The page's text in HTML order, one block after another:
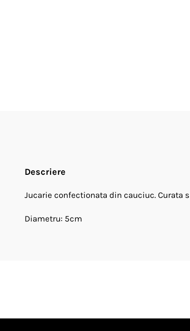
Descriere
Jucarie confectionata din cauciuc.
Diametru: 5cm